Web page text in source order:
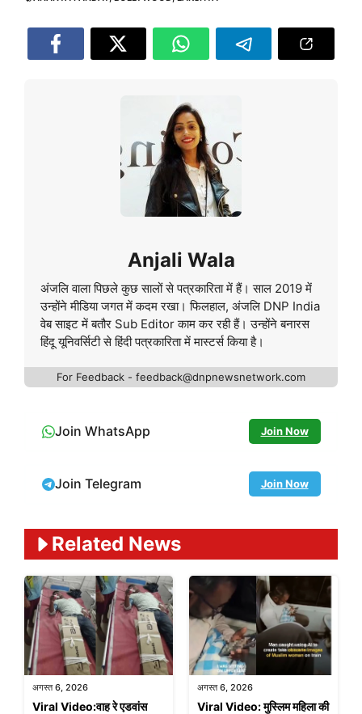
Anjali Wala
अंजलि वाला पिछले कुछ सालों से पत्रकारिता में हैं। साल 2019 में
उन्होंने मीडिया जगत में कदम रखा। फिलहाल, अंजलि DNP India
वेब साइट में बतौर Sub Editor काम कर रही हैं। उन्होंने बनारस
हिंदू यूनिवर्सिटी से हिंदी पत्रकारिता में मास्टर्स किया है।
For Feedback - feedback@dnpnewsnetwork.com
Join WhatsApp Join Now
Join Telegram Join Now
Related News
अगस्त 6, 2026
Viral Video:वाह रे एडवांस
अगस्त 6, 2026
Viral Video: मुस्लिम महिला की